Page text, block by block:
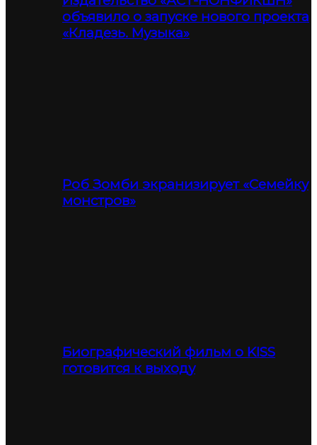
объявило о запуске нового проекта
«Кладезь. Музыка»
Роб Зомби экранизирует «Семейку
монстров»
Биографический фильм о KISS
готовится к выходу